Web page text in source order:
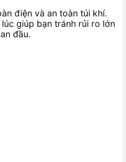
điện và an toàn túi khí.
giúp bạn tránh rủi ro lớn
đầu.